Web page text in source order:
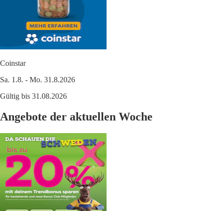
Coinstar
Sa. 1.8. - Mo. 31.8.2026
Gültig bis 31.08.2026
Angebote der aktuellen Woche